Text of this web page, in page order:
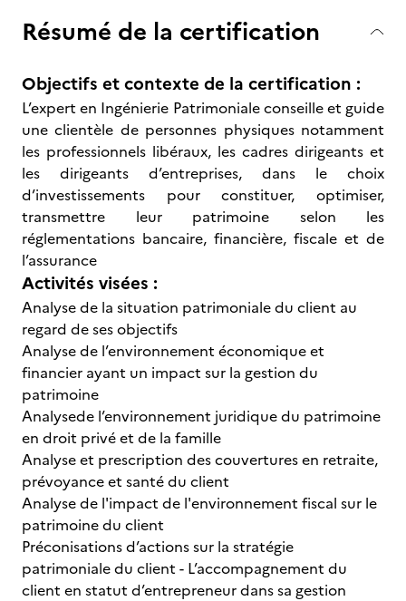
Résumé de la certification
Objectifs et contexte de la certification :
L’expert en Ingénierie Patrimoniale conseille et guide
une clientèle de personnes physiques notamment
les professionnels libéraux, les cadres dirigeants et
les dirigeants d’entreprises, dans le choix
d’investissements pour constituer, optimiser,
transmettre leur patrimoine selon les
réglementations bancaire, financière, fiscale et de
l’assurance
Activités visées :
Analyse de la situation patrimoniale du client au
regard de ses objectifs
Analyse de l’environnement économique et
financier ayant un impact sur la gestion du
patrimoine
Analysede l’environnement juridique du patrimoine
en droit privé et de la famille
Analyse et prescription des couvertures en retraite,
prévoyance et santé du client
Analyse de l'impact de l'environnement fiscal sur le
patrimoine du client
Préconisations d’actions sur la stratégie
patrimoniale du client - L’accompagnement du
client en statut d’entrepreneur dans sa gestion